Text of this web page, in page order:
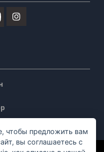
чтобы предложить вам
вы соглашаетесь с